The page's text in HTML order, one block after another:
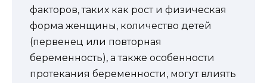
факторов, таких как рост и физическая
форма женщины, количество детей
(первенец или повторная
беременность), а также особенности
протекания беременности, могут влиять